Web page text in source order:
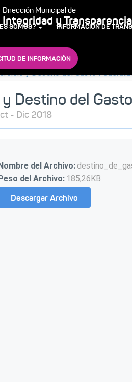
Dirección Municipal de
Integridad y Transparencia
SOMOS? INFORMACIÓN DE
DE INFORMACIÓN
y Destino del Gasto
Destino del
- Dic 2018
del Archivo:
del Archivo: 185,26KB
Descargar Archivo